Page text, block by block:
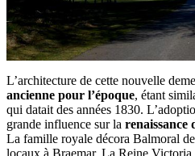
L’architecture de cette nouvelle
ancienne pour l’époque, étant
qui datait des années 1830.
grande influence sur la renaissance
La famille royale décora Balmoral
locaux à Braemar. La Reine